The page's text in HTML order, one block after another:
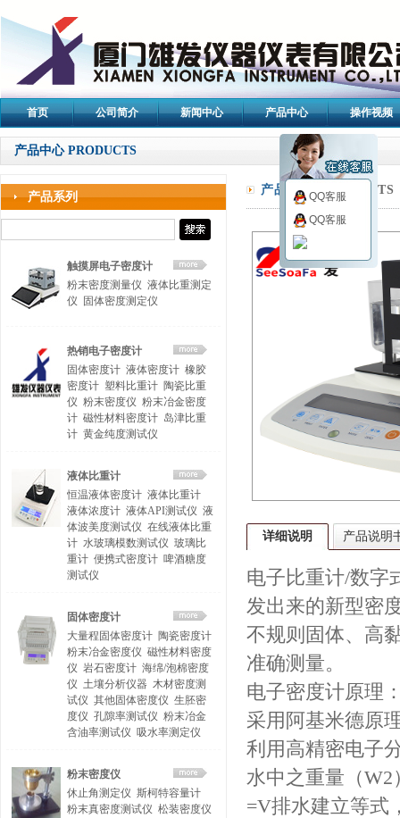
首页 公司简介 新闻中心 产品中心 操作视频
产品中心 PRODUCTS
产品系列
触摸屏电子密度计
粉末密度测量仪 液体比重测定
仪
固体密度测定仪
热销电子密度计
固体密度计 液体密度计 橡胶
密度计 塑料比重计 陶瓷比重
仪 粉末密度仪 粉末冶金密度
计 磁性材料密度计 岛津比重
计 黄金纯度测试仪
液体比重计
恒温液体密度计 液体比重计
液体浓度计 液体API测试仪 液
体波美度测试仪 在线液体比重
计 水玻璃模数测试仪 玻璃比
重计 便携式密度计 啤酒糖度
测试仪
固体密度计
大量程固体密度计 陶瓷密度计
粉末冶金密度仪 磁性材料密度
仪 岩石密度计 海绵/泡棉密度
仪 土壤分析仪器 木材密度测
试仪 其他固体密度仪 生胚密
度仪 孔隙率测试仪 粉末冶金
含油率测试仪 吸水率测定仪
粉末密度仪
休止角测定仪 斯柯特容量计
粉末真密度测试仪 松装密度仪
产品中心/PRODUCTS
详细说明 产品说明
电子比重计/数字
发出来的新型密
不规则固体、高
准确测量。
电子密度计原理
采用阿基米德原
利用高精密电子
水中之重量（W2
=V排水建立等式
QQ客服
QQ客服